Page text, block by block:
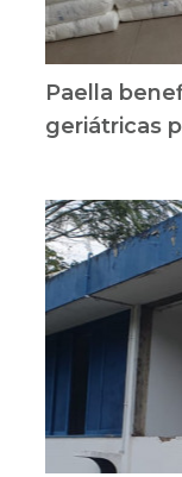
Paella
geriátricas